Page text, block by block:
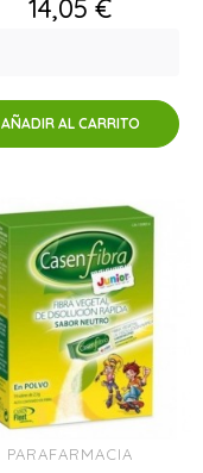
Precio
14,05 €
AÑADIR AL CARRITO
PARAFARMACIA